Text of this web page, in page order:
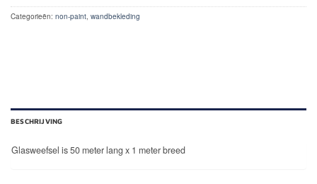
Categorieën: non-paint, wandbekleding
BESCHRIJVING
Glasweefsel is 50 meter lang x 1 meter breed